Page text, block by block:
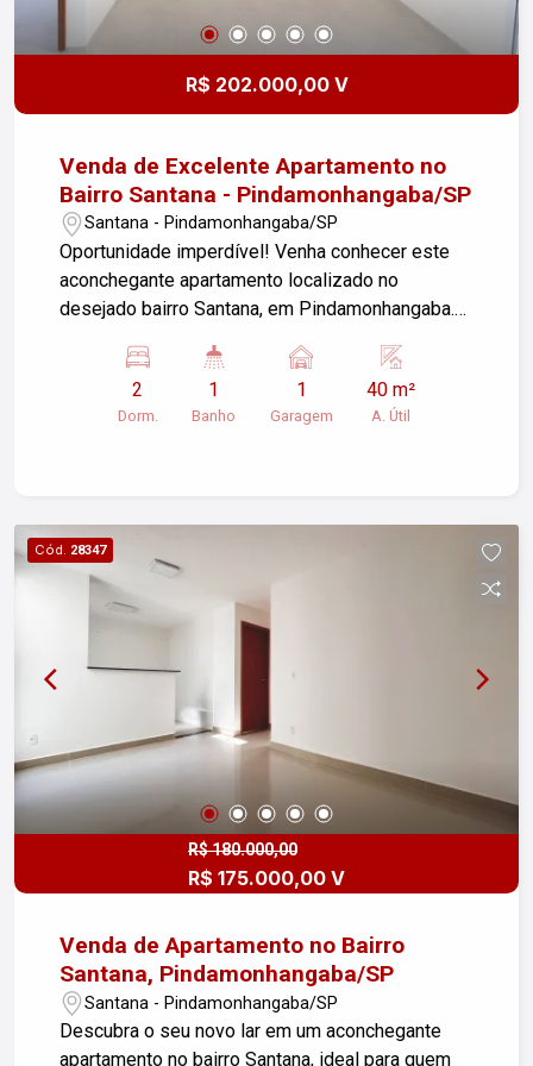
R$ 202.000,00 V
Venda de Excelente Apartamento no
Bairro Santana - Pindamonhangaba/SP
Santana - Pindamonhangaba/SP
Oportunidade imperdível! Venha conhecer este
aconchegante apartamento localizado no
desejado bairro Santana, em Pindamonhangaba.
ideal para quem busca conforto e praticidade.
Características do Apartamento: - Sala de Estar:
Ambiente arejado e iluminado, perfeito para
distribuído. - Cozinha: Prática, com espaço para
seus eletrodomésticos e armários. - 1 Vaga de
Garagem Descoberta: Comodidade para
estacionar seu veículo. Localização estratégica,
público, facilitando o dia a dia. Não perca essa
chance de conquistar seu novo lar! Agende uma
visita e venha conhecer seu futuro apartamento!
2
Dorm.
1
Banho
1
Garagem
40 m²
A. Útil
Cód. 28347
R$ 180.000,00
R$ 175.000,00 V
Venda de Apartamento no Bairro
Santana, Pindamonhangaba/SP
Santana - Pindamonhangaba/SP
Descubra o seu novo lar em um aconchegante
apartamento no bairro Santana, ideal para quem